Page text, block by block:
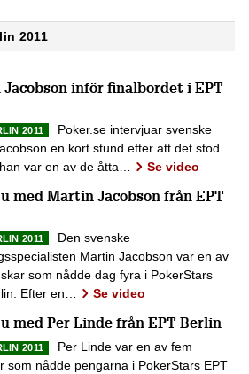
2011
inför finalbordet i EPT
2011
Poker.se intervjuar svenske
en kort stund efter att det stod
var en av de åtta…
Se video
med Martin Jacobson från EPT
2011
Den svenske
Martin Jacobson var en av
som nådde dag fyra i PokerStars
Efter en…
Se video
med Per Linde från EPT Berlin
2011
Per Linde var en av fem
som nådde pengarna i PokerStars EPT